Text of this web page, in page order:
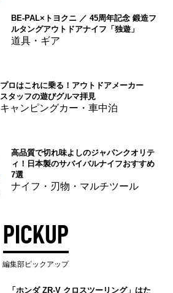
BE-PAL×トヨクニ ／ 45周年記念 鍛造フ
ルタングアウトドアナイフ「独遊」
道具・ギア
プロはこれに乗る！アウトドアメーカー
スタッフの遊びグルマ拝見
キャンピングカー・車中泊
高品質で切れ味よしのジャパンクオリテ
ィ！日本製のサバイバルナイフおすすめ
7選
ナイフ・刃物・マルチツール
PICKUP
編集部ピックアップ
「ホンダ ZR-V クロスツーリング」はた